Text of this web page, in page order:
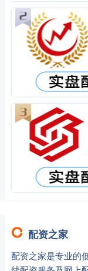
配资之家
配资之家是专业的